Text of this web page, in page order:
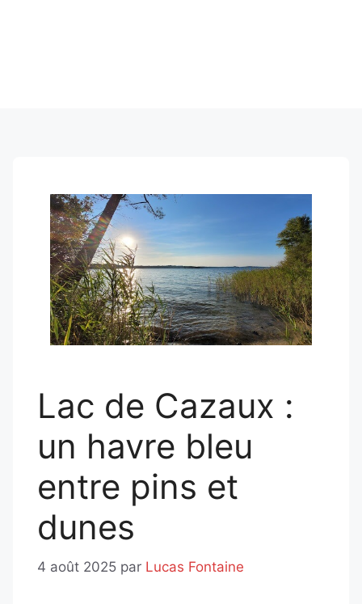
Lac de Cazaux :
un havre bleu
entre pins et
dunes
4 août 2025 par Lucas Fontaine